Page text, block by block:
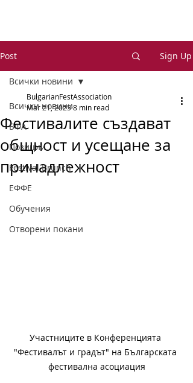
Post Sign Up
Всички новини
БФА
Позиции
Festival Brunch
ЕФФЕ
Обучения
Отворени покани
Всички новини
Фестивалите създават
общност и усещане за
принадлежност
BulgarianFestAssociation
Mar 21, 20258 min read
Участниците в Конференцията
"Фестивалът и градът" на Българската
фестивална асоциация